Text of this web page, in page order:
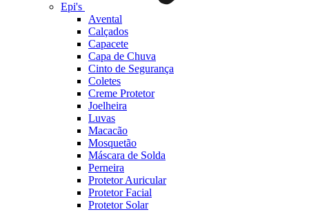
Epi's
Avental
Calçados
Capacete
Capa de Chuva
Cinto de Segurança
Coletes
Creme Protetor
Joelheira
Luvas
Macacão
Mosquetão
Máscara de Solda
Perneira
Protetor Auricular
Protetor Facial
Protetor Solar